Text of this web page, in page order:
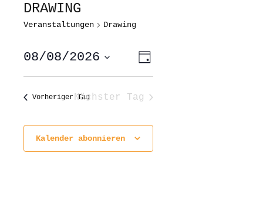
DRAWING
Veranstaltungen Drawing
ANSICHTEN-
NAVIGATION
VERANSTALTUNG
ANSICHTEN-
Tag
08/08/2026
wählen.
Vorheriger TagNächster Tag
Kalender abonnieren